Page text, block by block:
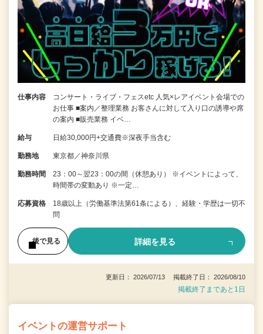
仕事内容
コンサート・ライブ・フェスetc 人気×レアイベント会場での
お仕事 ■案内／整理業務 お客さんに対して入り口の誘導や席
の案内 ■販売業務 イベ…
給与 日給30,000円+交通費※深夜手当含む
勤務地 東京都／神奈川県
勤務時間
23：00～翌23：00の間（休憩あり） ※イベントによって、
時間帯の変動あり ※一定…
応募資格
18歳以上（労働基準法第61条による）、経験・学歴は一切不
問
後で見る 詳細を見る
更新日： 2026/07/13 掲載終了日： 2026/08/10
掲載終了まであと1日
イベントの運営サポート